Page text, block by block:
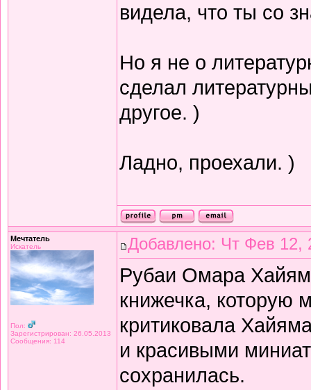
видела, что ты со
Но я не о
сделал
другое. )
Ладно, проехали. )
Мечтатель
Искатель
Пол:
Зарегистрирован: 26.05.2013
Сообщения: 114
Добавлено: Чт Фев 12,
Рубаи Омара
книжечка, которую
критиковала
и красивыми
сохранилась.